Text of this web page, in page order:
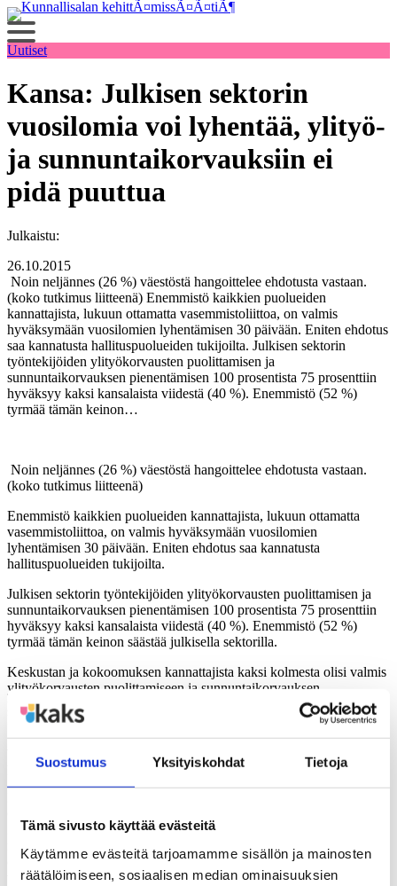
Suostumus Yksityiskohdat Tietoja
Tämä sivusto käyttää evästeitä
Käytämme evästeitä tarjoamamme sisällön ja mainosten
räätälöimiseen, sosiaalisen median ominaisuuksien
Siirry
sisältöön
Uutiset
Kansa: Julkisen sektorin
vuosilomia voi lyhentää, ylityö-
ja sunnuntaikorvauksiin ei
pidä puuttua
Julkaistu:
26.10.2015
Noin neljännes (26 %) väestöstä hangoittelee ehdotusta vastaan.
(koko tutkimus liitteenä) Enemmistö kaikkien puolueiden
kannattajista, lukuun ottamatta vasemmistoliittoa, on valmis
hyväksymään vuosilomien lyhentämisen 30 päivään. Eniten ehdotus
saa kannatusta hallituspuolueiden tukijoilta. Julkisen sektorin
työntekijöiden ylityökorvausten puolittamisen ja
sunnuntaikorvauksen pienentämisen 100 prosentista 75 prosenttiin
hyväksyy kaksi kansalaista viidestä (40 %). Enemmistö (52 %)
tyrmää tämän keinon…
Noin neljännes (26 %) väestöstä hangoittelee ehdotusta vastaan.
(koko tutkimus liitteenä)
Enemmistö kaikkien puolueiden kannattajista, lukuun ottamatta
vasemmistoliittoa, on valmis hyväksymään vuosilomien
lyhentämisen 30 päivään. Eniten ehdotus saa kannatusta
hallituspuolueiden tukijoilta.
Julkisen sektorin työntekijöiden ylityökorvausten puolittamisen ja
sunnuntaikorvauksen pienentämisen 100 prosentista 75 prosenttiin
hyväksyy kaksi kansalaista viidestä (40 %). Enemmistö (52 %)
tyrmää tämän keinon säästää julkisella sektorilla.
Keskustan ja kokoomuksen kannattajista kaksi kolmesta olisi valmis
ylityökorvausten puolittamiseen ja sunnuntaikorvauksen
pienentämiseen. Perussuomalaisten kannattajat jakaantuvat kahtia,
kaksi viidestä hyväksyisi ehdotuksen ja joka toinen vastustaa sitä.
Selvä enemmistö SDP:n, vihreiden ja vasemmistoliiton tukijoista
pienentämistä.
2015. Haastatteluja tehtiin yhteensä 1.055. Vastaajat edustavat
maamme 18 – 75 vuotta täyttänyttä väestöä Ahvenanmaata lukuun
ottamatta. Tutkimuksen tulosten virhemarginaali on suurimmillaan
vajaat kolme prosenttiyksikköä suuntaansa.